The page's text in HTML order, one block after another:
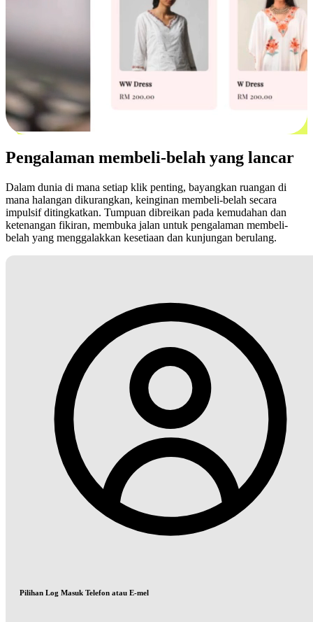
Pengalaman membeli-belah yang lancar
Dalam dunia di mana setiap klik penting, bayangkan ruangan di
mana halangan dikurangkan, keinginan membeli-belah secara
impulsif ditingkatkan. Tumpuan dibreikan pada kemudahan dan
ketenangan fikiran, membuka jalan untuk pengalaman membeli-
belah yang menggalakkan kesetiaan dan kunjungan berulang.
Pilihan Log Masuk Telefon atau E-mel